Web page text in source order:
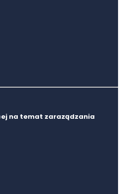
na temat zaraządzania